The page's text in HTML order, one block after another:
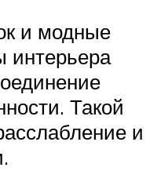
и модные
интерьера
Такой
и